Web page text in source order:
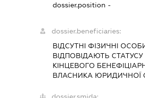
dossier.position -
dossier.beneficiaries:
ВІДСУТНІ ФІЗИЧНІ
ВІДПОВІДАЮТЬ СТАТУСУ
КІНЦЕВОГО
ВЛАСНИКА ЮРИДИЧНОЇ
dossier.smida: